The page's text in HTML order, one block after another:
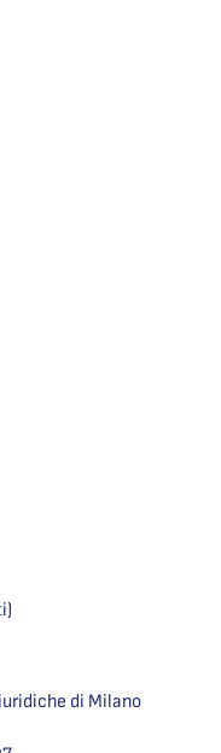
di Milano